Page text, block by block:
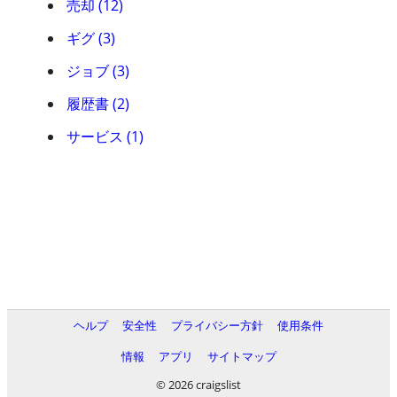
売却 (12)
ギグ (3)
ジョブ (3)
履歴書 (2)
サービス (1)
ヘルプ 安全性 プライバシー方針
使用条件
情報
アプリ
サイトマップ
© 2026 craigslist